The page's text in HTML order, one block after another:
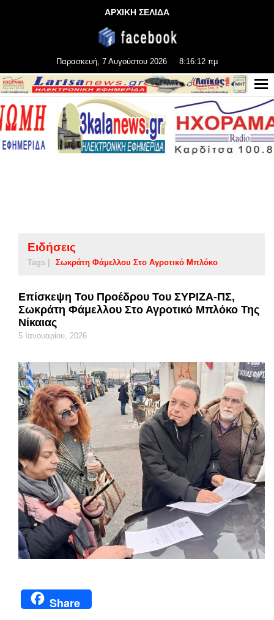
ΑΡΧΙΚΗ ΣΕΛΙΔΑ
Παρασκευή, 7 Αυγούστου 2026 8:16:13 πμ
Ειδήσεις
Tags | Σωκράτη Φάμελλου Στο Αγροτικό Μπλόκο
Επίσκεψη Του Προέδρου Του ΣΥΡΙΖΑ-ΠΣ,
Σωκράτη Φάμελλου Στο Αγροτικό Μπλόκο Της
Νίκαιας
5 Ιανουαρίου, 2026
Share